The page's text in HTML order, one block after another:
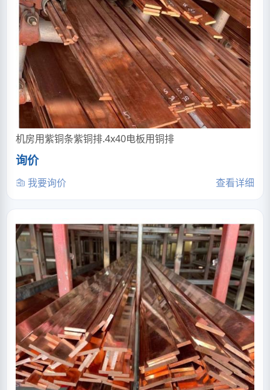
机房用紫铜条紫铜排.4x40电板用铜排
询价
我要询价 查看详细